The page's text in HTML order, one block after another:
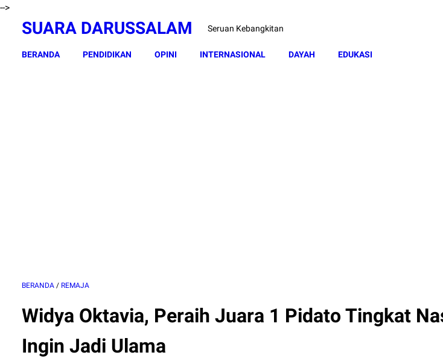
-->
SUARA DARUSSALAM Seruan Kebangkitan
BERANDA PENDIDIKAN OPINI INTERNASIONAL DAYAH EDUKASI
BERANDA / REMAJA
Widya Oktavia, Peraih Juara 1 Pidato Tingkat
Ingin Jadi Ulama